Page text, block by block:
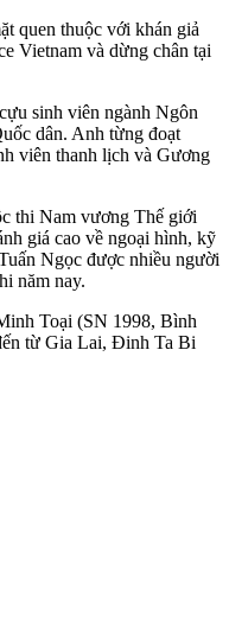
quen thuộc với khán giả
Vietnam và dừng chân tại
sinh viên ngành Ngôn
dân. Anh từng đoạt
viên thanh lịch và Gương
thi Nam vương Thế giới
giá cao về ngoại hình, kỹ
Ngọc được nhiều người
năm nay.
Toại (SN 1998, Bình
từ Gia Lai, Đinh Ta Bi